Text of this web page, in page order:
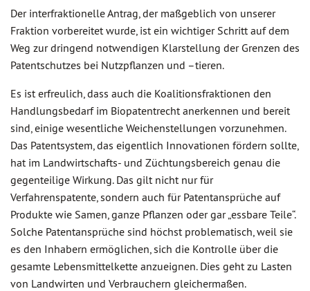
Der interfraktionelle Antrag, der maßgeblich von unserer
Fraktion vorbereitet wurde, ist ein wichtiger Schritt auf dem
Weg zur dringend notwendigen Klarstellung der Grenzen des
Patentschutzes bei Nutzpflanzen und –tieren.
Es ist erfreulich, dass auch die Koalitionsfraktionen den
Handlungsbedarf im Biopatentrecht anerkennen und bereit
sind, einige wesentliche Weichenstellungen vorzunehmen.
Das Patentsystem, das eigentlich Innovationen fördern sollte,
hat im Landwirtschafts- und Züchtungsbereich genau die
gegenteilige Wirkung. Das gilt nicht nur für
Verfahrenspatente, sondern auch für Patentansprüche auf
Produkte wie Samen, ganze Pflanzen oder gar „essbare Teile“.
Solche Patentansprüche sind höchst problematisch, weil sie
es den Inhabern ermöglichen, sich die Kontrolle über die
gesamte Lebensmittelkette anzueignen. Dies geht zu Lasten
von Landwirten und Verbrauchern gleichermaßen.